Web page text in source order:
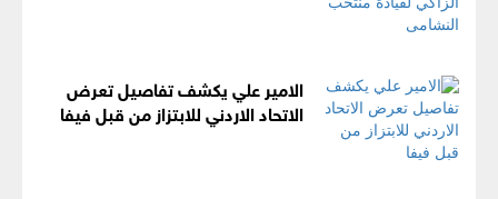
الامير علي يكشف تفاصيل تعرض
الاتحاد الاردني للابتزاز من قبل فيفا